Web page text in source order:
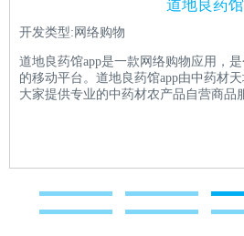
道地良药馆
开发类型:网络购物
道地良药馆app是一款网络购物应用，
的移动平台。道地良药馆app由中药材
大家提供专业的中药材农产品自营商品